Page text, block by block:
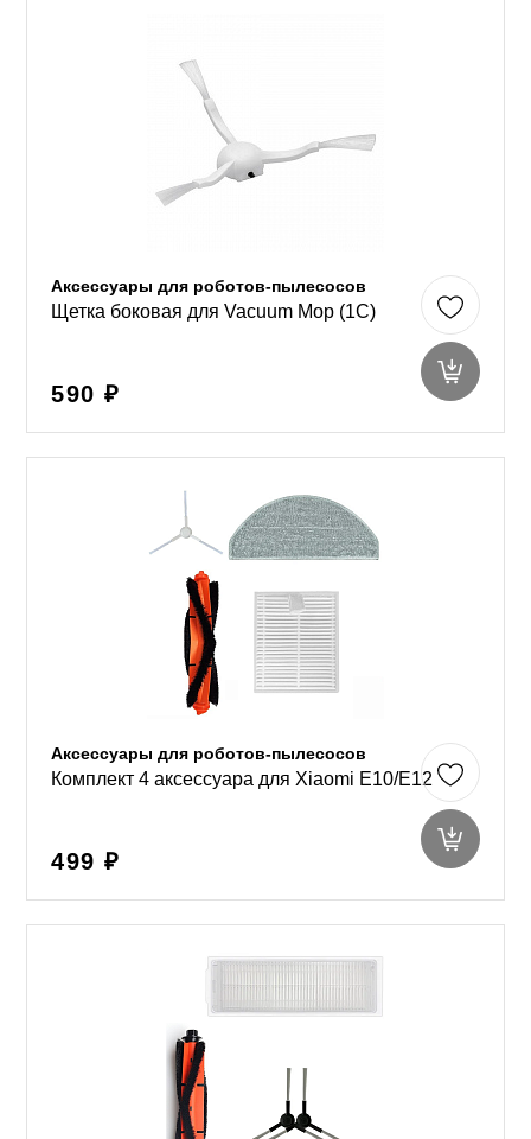
Аксессуары для роботов-пылесосов
Щетка боковая для Vacuum Mop (1C)
590 ₽
Аксессуары для роботов-пылесосов
Комплект 4 аксессуара для Xiaomi E10/E12
499 ₽